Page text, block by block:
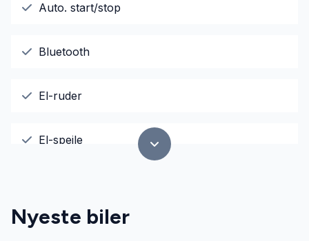
Auto. start/stop
Bluetooth
El-ruder
El-spejle
Fuldautomatisk klimaanlæg
Nyeste biler